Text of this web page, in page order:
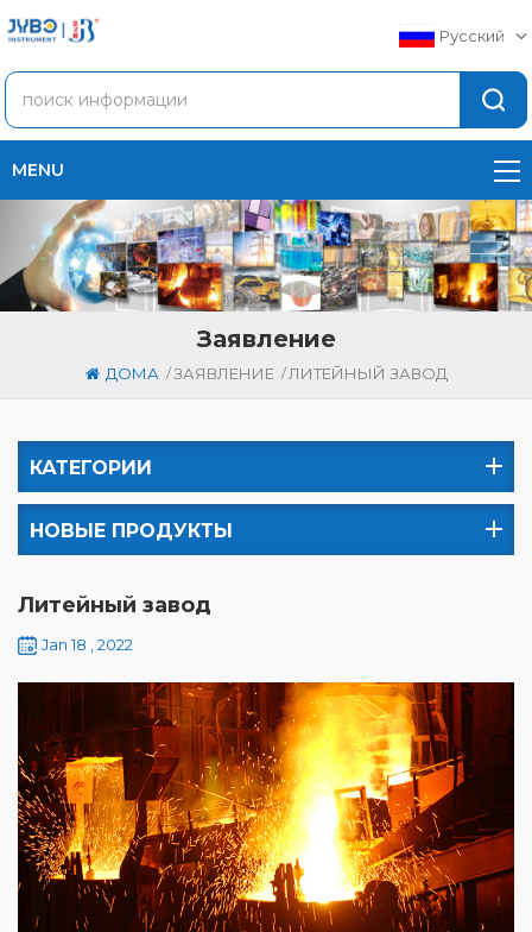
Русский
MENU
Заявление
ДОМА /ЗАЯВЛЕНИЕ /ЛИТЕЙНЫЙ ЗАВОД
КАТЕГОРИИ
НОВЫЕ ПРОДУКТЫ
Литейный завод
Jan 18 , 2022